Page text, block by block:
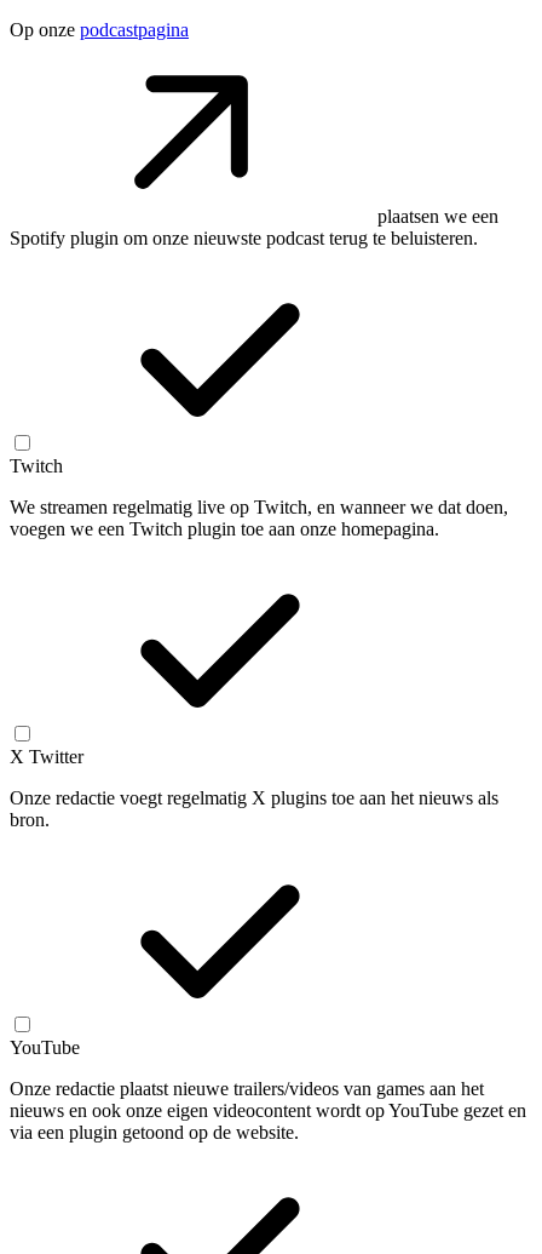
Op onze podcastpagina
plaatsen we een
Spotify plugin om onze nieuwste podcast terug te beluisteren.
Twitch
We streamen regelmatig live op Twitch, en wanneer we dat doen,
voegen we een Twitch plugin toe aan onze homepagina.
X Twitter
Onze redactie voegt regelmatig X plugins toe aan het nieuws als
bron.
YouTube
Onze redactie plaatst nieuwe trailers/videos van games aan het
nieuws en ook onze eigen videocontent wordt op YouTube gezet en
via een plugin getoond op de website.